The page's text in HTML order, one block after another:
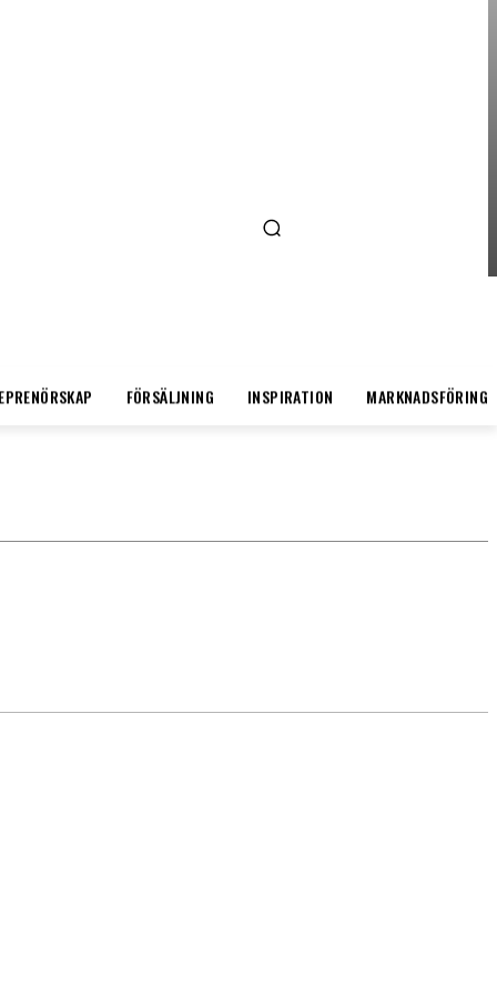
FÖRSÄLJNING INSPIRATION MARKNADSFÖRING